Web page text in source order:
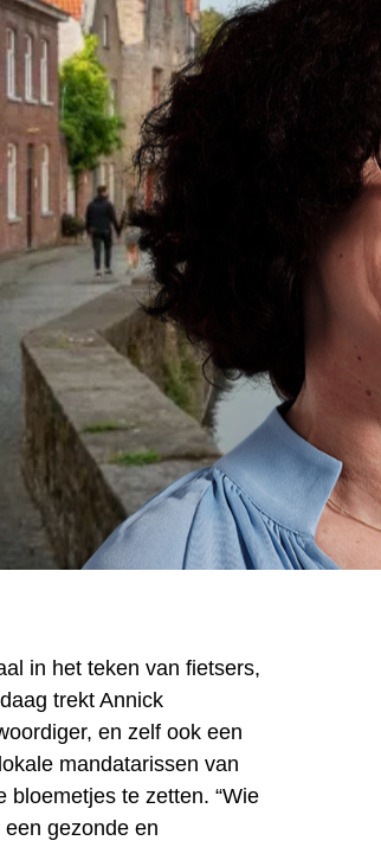
in het teken van fietsers,
trekt Annick
en zelf ook een
mandatarissen van
bloemetjes te zetten. “Wie
gezonde en